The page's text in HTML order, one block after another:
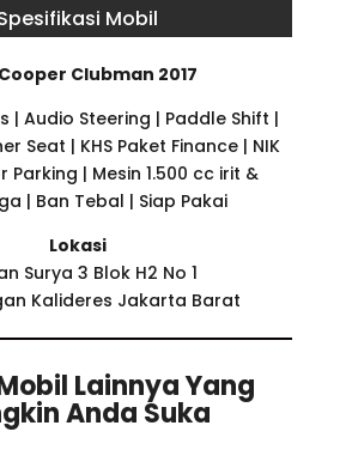
Mobil
Clubman 2017
| Audio Steering | Paddle Shift |
Seat | KHS Paket Finance | NIK
Parking | Mesin 1.500 cc irit &
| Ban Tebal | Siap Pakai
Lokasi
Surya 3 Blok H2 No 1
Kalideres Jakarta Barat
Lainnya Yang
Anda Suka